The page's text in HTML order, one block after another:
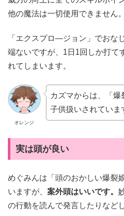
他の魔法は一切使用できません。
「エクスプロ―ジョン」でおな
端ないですが、1日1回しか打て
れてしまいます。
オレンジ
カズマからは、「爆
子供扱いされていま
実は頭が良い
めぐみんは「頭のおかしい爆裂
いますが、 案外頭はいいです。
の行動を読んで発言したりなど